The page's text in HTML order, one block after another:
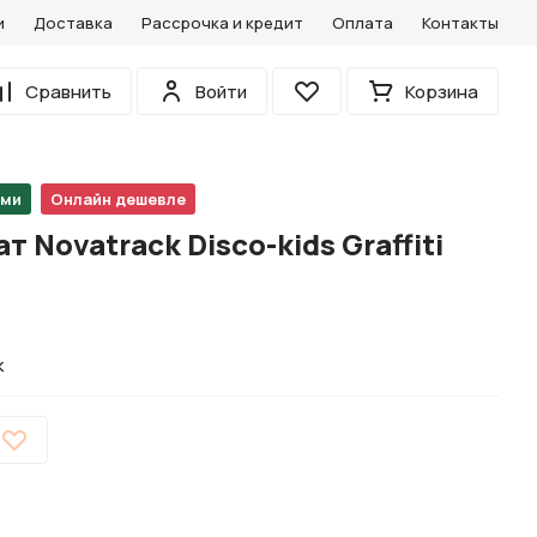
Доставка Рассрочка и кредит Оплата Контакты
Сравнить
Войти
Избранное Корзина
Онлайн дешевле
Novatrack Disco-kids Graffiti